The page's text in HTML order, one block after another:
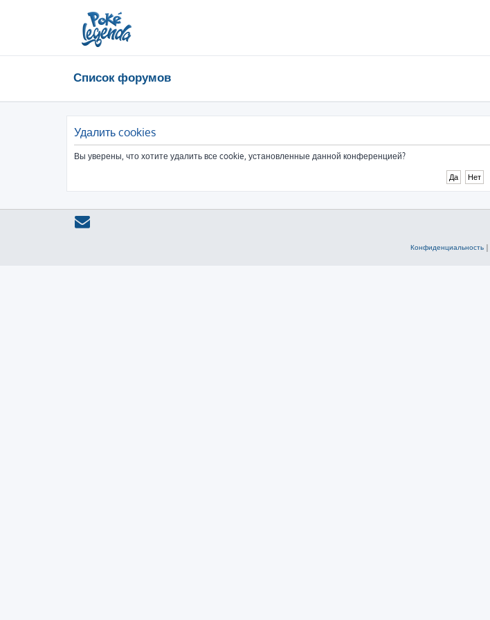
Список форумов
Удалить cookies
Вы уверены, что хотите удалить все cookie, установленные данной конференцией?
Конфиденциальность |